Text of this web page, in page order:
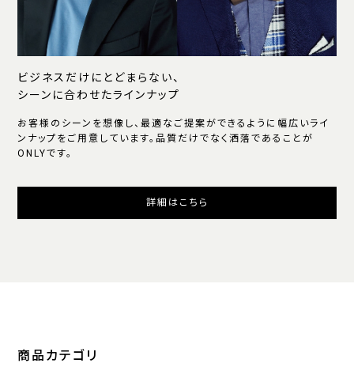
ビジネスだけにとどまらない、
シーンに合わせたラインナップ
お客様のシーンを想像し、最適なご提案ができるように幅広いライ
ンナップをご用意しています。品質だけでなく洒落であることが
ONLYです。
詳細はこちら
商品カテゴリ